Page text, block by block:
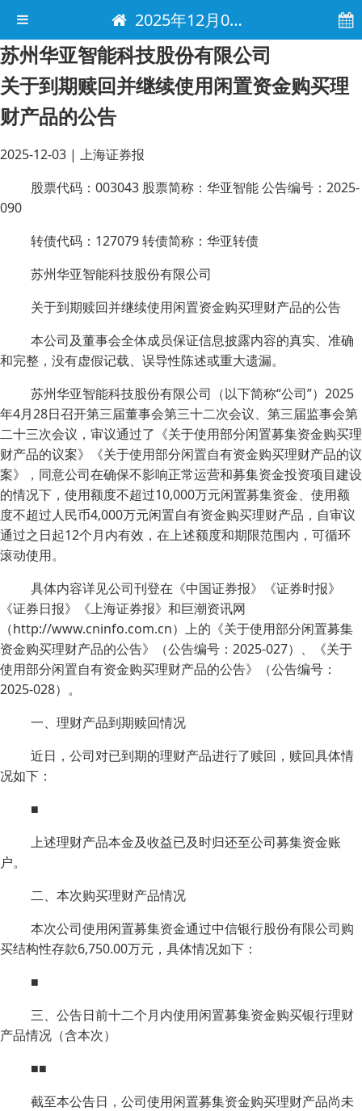
2025年12月03日 电子报
苏州华亚智能科技股份有限公司
关于到期赎回并继续使用闲置资金购买理
财产品的公告
2025-12-03 | 上海证券报
股票代码：003043 股票简称：华亚智能 公告编号：2025-
090
转债代码：127079 转债简称：华亚转债
苏州华亚智能科技股份有限公司
关于到期赎回并继续使用闲置资金购买理财产品的公告
本公司及董事会全体成员保证信息披露内容的真实、准确
和完整，没有虚假记载、误导性陈述或重大遗漏。
苏州华亚智能科技股份有限公司（以下简称“公司”）2025
年4月28日召开第三届董事会第三十二次会议、第三届监事会第
二十三次会议，审议通过了《关于使用部分闲置募集资金购买理
财产品的议案》《关于使用部分闲置自有资金购买理财产品的议
案》，同意公司在确保不影响正常运营和募集资金投资项目建设
的情况下，使用额度不超过10,000万元闲置募集资金、使用额
度不超过人民币4,000万元闲置自有资金购买理财产品，自审议
通过之日起12个月内有效，在上述额度和期限范围内，可循环
滚动使用。
具体内容详见公司刊登在《中国证券报》《证券时报》
《证券日报》《上海证券报》和巨潮资讯网
（http://www.cninfo.com.cn）上的《关于使用部分闲置募集
资金购买理财产品的公告》（公告编号：2025-027）、《关于
使用部分闲置自有资金购买理财产品的公告》（公告编号：
2025-028）。
一、理财产品到期赎回情况
近日，公司对已到期的理财产品进行了赎回，赎回具体情
况如下：
■
上述理财产品本金及收益已及时归还至公司募集资金账
户。
二、本次购买理财产品情况
本次公司使用闲置募集资金通过中信银行股份有限公司购
买结构性存款6,750.00万元，具体情况如下：
■
三、公告日前十二个月内使用闲置募集资金购买银行理财
产品情况（含本次）
■■
截至本公告日，公司使用闲置募集资金购买理财产品尚未